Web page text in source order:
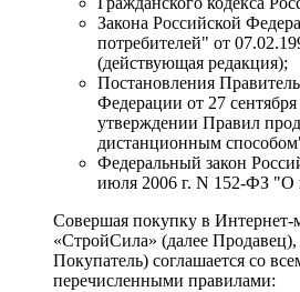
Закона Российской
потребителей" от
(действующая редакция);
Постановления
Федерации от 27
утверждении Правил
дистанционным
Федеральный закон
июля 2006 г. N 152-ФЗ "О
Совершая покупку в
«СтройСила» (далее Продавец),
Покупатель) соглашается со
перечисленными правилами: